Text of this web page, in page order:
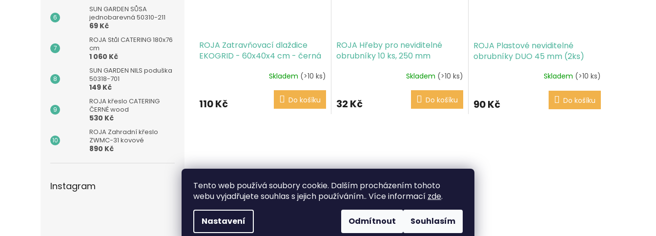
Tento web používá soubory cookie. Dalším procházením tohoto
webu vyjadřujete souhlas s jejich používáním.. Více informací zde.
Nastavení Odmítnout Souhlasím
SUN GARDEN SŮSA
jednobarevná 50310-211
69 Kč
ROJA Stůl CATERING 180x76
cm
1 060 Kč
SUN GARDEN NILS poduška
50318-701
149 Kč
ROJA křeslo CATERING
ČERNÉ wood
530 Kč
ROJA Zahradní křeslo
ZWMC-31 kovové
890 Kč
Instagram
ROJA Zatravňovací dlaždice
EKOGRID - 60x40x4 cm - černá
Skladem (>10 ks)
110 Kč Do košíku
ROJA Hřeby pro neviditelné
obrubníky 10 ks, 250 mm
Skladem (>10 ks)
32 Kč Do košíku
ROJA Plastové neviditelné
obrubníky DUO 45 mm (2ks)
Skladem (>10 ks)
90 Kč Do košíku
d
c
í
p
r
k